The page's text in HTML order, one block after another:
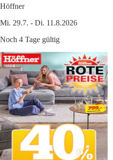
Höffner
Mi. 29.7. - Di. 11.8.2026
Noch 4 Tage gültig